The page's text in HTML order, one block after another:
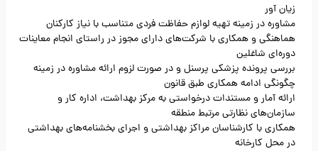
زیان آور
مشاوره در زمینه تهیه لوازم حفاظت فردی متناسب با نیاز کارکنان
هماهنگی و همکاری با شرکت‌های دارای مجوز در راستای انجام معاینات
دوره‌ای شاغلین
بررسی پرونده پزشکی پرسنل و در صورت لزوم ارائه مشاوره در زمینه
چگونگی ادامه همکاری طبق قانون
ارائه آمار و مستندات درخواستی به مرکز بهداشت، اداره کار و
سازمان‌های نظارتی مرتبط منطقه
همکاری با کارشناسان مراکز بهداشتی و اجرای بخشنامه‌های بهداشتی
در محل کارخانه